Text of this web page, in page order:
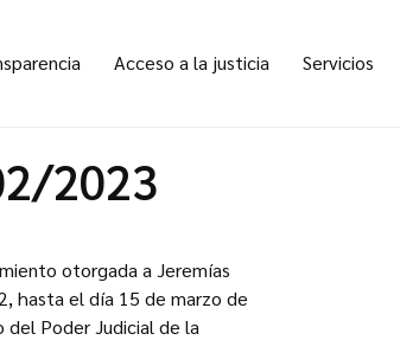
Acceso a la justicia Servicios
2023
otorgada a Jeremías
hasta el día 15 de marzo de
Poder Judicial de la